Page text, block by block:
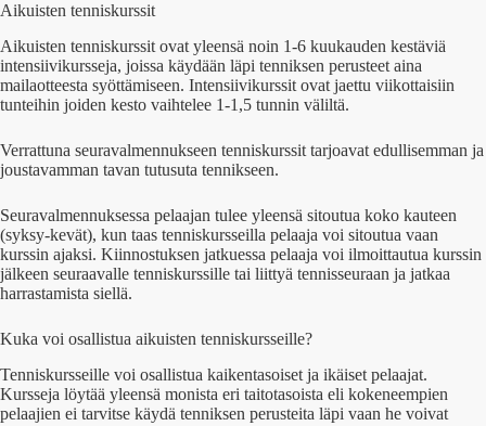
Aikuisten tenniskurssit
Aikuisten tenniskurssit ovat yleensä noin 1-6 kuukauden kestäviä
intensiivikursseja, joissa käydään läpi tenniksen perusteet aina
mailaotteesta syöttämiseen. Intensiivikurssit ovat jaettu viikottaisiin
tunteihin joiden kesto vaihtelee 1-1,5 tunnin väliltä.
Verrattuna seuravalmennukseen tenniskurssit tarjoavat edullisemman ja
joustavamman tavan tutusuta tennikseen.
Seuravalmennuksessa pelaajan tulee yleensä sitoutua koko kauteen
(syksy-kevät), kun taas tenniskursseilla pelaaja voi sitoutua vaan
kurssin ajaksi. Kiinnostuksen jatkuessa pelaaja voi ilmoittautua kurssin
jälkeen seuraavalle tenniskurssille tai liittyä tennisseuraan ja jatkaa
harrastamista siellä.
Kuka voi osallistua aikuisten tenniskursseille?
Tenniskursseille voi osallistua kaikentasoiset ja ikäiset pelaajat.
Kursseja löytää yleensä monista eri taitotasoista eli kokeneempien
pelaajien ei tarvitse käydä tenniksen perusteita läpi vaan he voivat